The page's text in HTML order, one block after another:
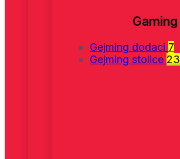
Gaming
Gejming dodaci 7
Gejming stolice 23